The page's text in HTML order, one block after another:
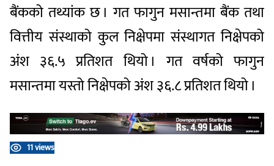
बैंकको तथ्यांक छ । गत फागुन मसान्तमा बैंक तथा
वित्तीय संस्थाको कुल निक्षेपमा संस्थागत निक्षेपको
अंश ३६.५ प्रतिशत थियो । गत वर्षको फागुन
मसान्तमा यस्तो निक्षेपको अंश ३६.८ प्रतिशत थियो ।
11 views